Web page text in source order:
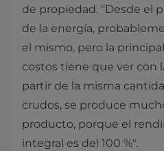
de propiedad. "Desde el
de la energía,
el mismo, pero la
costos tiene que ver con
partir de la misma
crudos, se produce
producto, porque el
integral es del 100 %".